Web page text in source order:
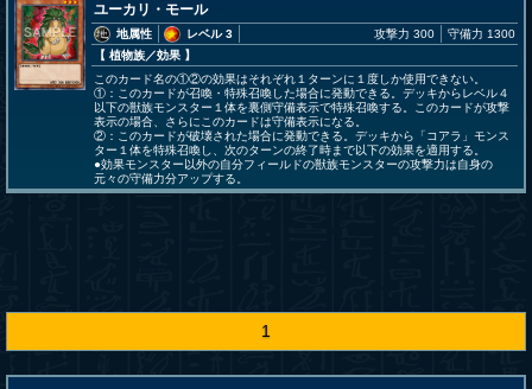
ユーカリ・モール
地属性
レベル 3
【 植物族／効果 】
攻撃力 300 守備力 1300
このカード名の①②の効果はそれぞれ１ターンに１度しか使用できない。
①：このカードが召喚・特殊召喚した場合に発動できる。デッキからレベル４
以下の獣族モンスター１体を裏側守備表示で特殊召喚する。このカードが攻撃
表示の場合、さらにこのカードは守備表示になる。
②：このカードが破壊された場合に発動できる。デッキから「コアラ」モンス
ター１体を特殊召喚し、次のターンの終了時まで以下の効果を適用する。
●効果モンスター以外の自分フィールドの獣族モンスターの攻撃力は自身の
元々の守備力分アップする。
1